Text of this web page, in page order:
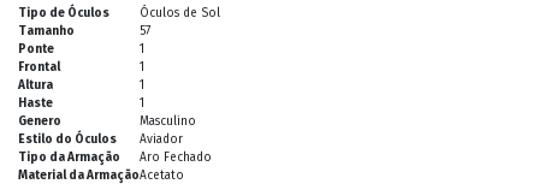
Tipo de Óculos
Óculos de Sol
Tamanho
57
Ponte
1
Frontal
1
Altura
1
Haste
1
Genero
Masculino
Estilo do Óculos
Aviador
Tipo da Armação
Aro Fechado
Material da ArmaçãoAcetato